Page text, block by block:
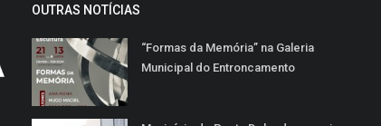
OUTRAS NOTÍCIAS
“Formas da Memória” na Galeria
Municipal do Entroncamento